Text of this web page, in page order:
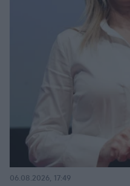
06.08.2026, 17:49